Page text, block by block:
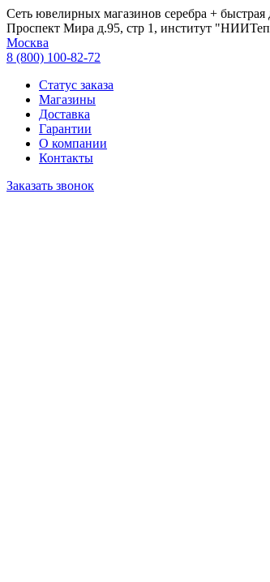
Сеть ювелирных магазинов серебра + быстрая
Проспект Мира д.95, стр 1, институт
Москва
8 (800) 100-82-72
Статус заказа
Магазины
Доставка
Гарантии
О компании
Контакты
Заказать звонок